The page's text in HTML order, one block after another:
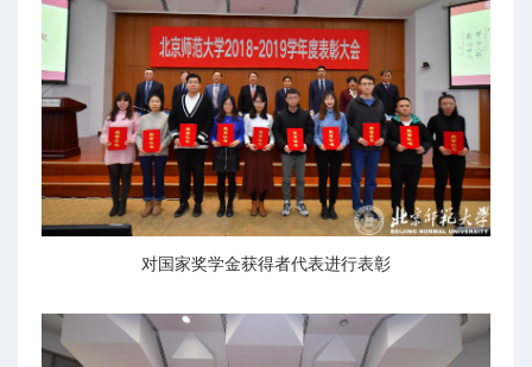
对国家奖学金获得者代表进行表彰